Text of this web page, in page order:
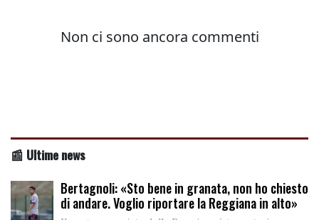
📰 Ultime news
Bertagnoli: «Sto bene in granata, non ho chiesto
di andare. Voglio riportare la Reggiana in alto»